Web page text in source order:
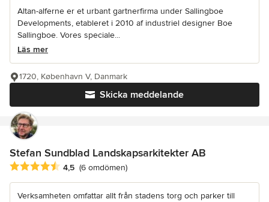
Altan-alferne er et urbant gartnerfirma under Sallingboe
Developments, etableret i 2010 af industriel designer Boe
Sallingboe. Vores speciale...
Läs mer
Skicka meddelande
1720, København V, Danmark
Stefan Sundblad Landskapsarkitekter AB
Genomsnittligt omdöme: 4.5 av 5 stjärnor
4,5 (6 omdömen)
Verksamheten omfattar allt från stadens torg och parker till